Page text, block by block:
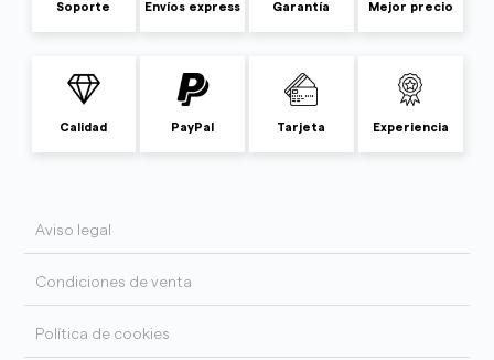
Soporte Envíos express Garantía Mejor precio
Calidad PayPal Tarjeta Experiencia
Aviso legal
Condiciones de venta
Política de cookies